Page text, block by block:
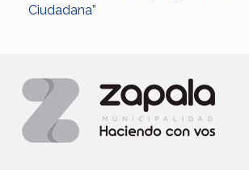
Ciudadana”